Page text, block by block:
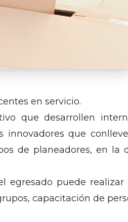
en servicio.
que desarrollen
innovadores que
de planeadores, en
egresado puede
capacitación de